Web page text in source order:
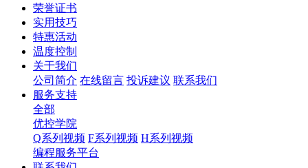
荣誉证书
实用技巧
特惠活动
温度控制
关于我们
公司简介 在线留言 投诉建议 联系我们
服务支持
全部
优控学院
Q系列视频 F系列视频 H系列视频
编程服务平台